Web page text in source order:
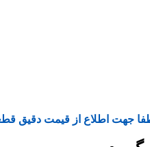
جهت اطلاع از قیمت دقیق